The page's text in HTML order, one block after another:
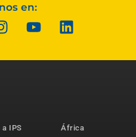
en:
a IPS
África